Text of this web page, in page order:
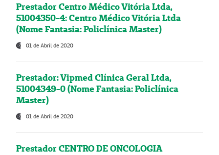
Prestador Centro Médico Vitória Ltda,
51004350-4: Centro Médico Vitória Ltda
(Nome Fantasia: Policlínica Master)
01 de Abril de 2020
Prestador: Vipmed Clínica Geral Ltda,
51004349-0 (Nome Fantasia: Policlínica
Master)
01 de Abril de 2020
Prestador CENTRO DE ONCOLOGIA